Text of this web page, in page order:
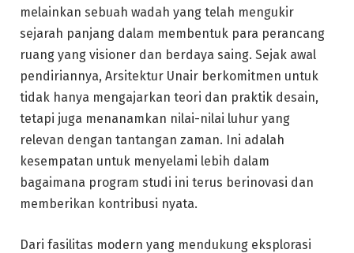
melainkan sebuah wadah yang telah mengukir
sejarah panjang dalam membentuk para perancang
ruang yang visioner dan berdaya saing. Sejak awal
pendiriannya, Arsitektur Unair berkomitmen untuk
tidak hanya mengajarkan teori dan praktik desain,
tetapi juga menanamkan nilai-nilai luhur yang
relevan dengan tantangan zaman. Ini adalah
kesempatan untuk menyelami lebih dalam
bagaimana program studi ini terus berinovasi dan
memberikan kontribusi nyata.
Dari fasilitas modern yang mendukung eksplorasi